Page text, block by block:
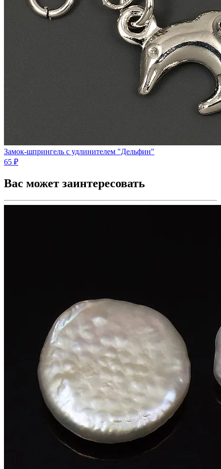
Замок-шпрингель с удлинителем "Дельфин"
65 ₽
Вас может заинтересовать